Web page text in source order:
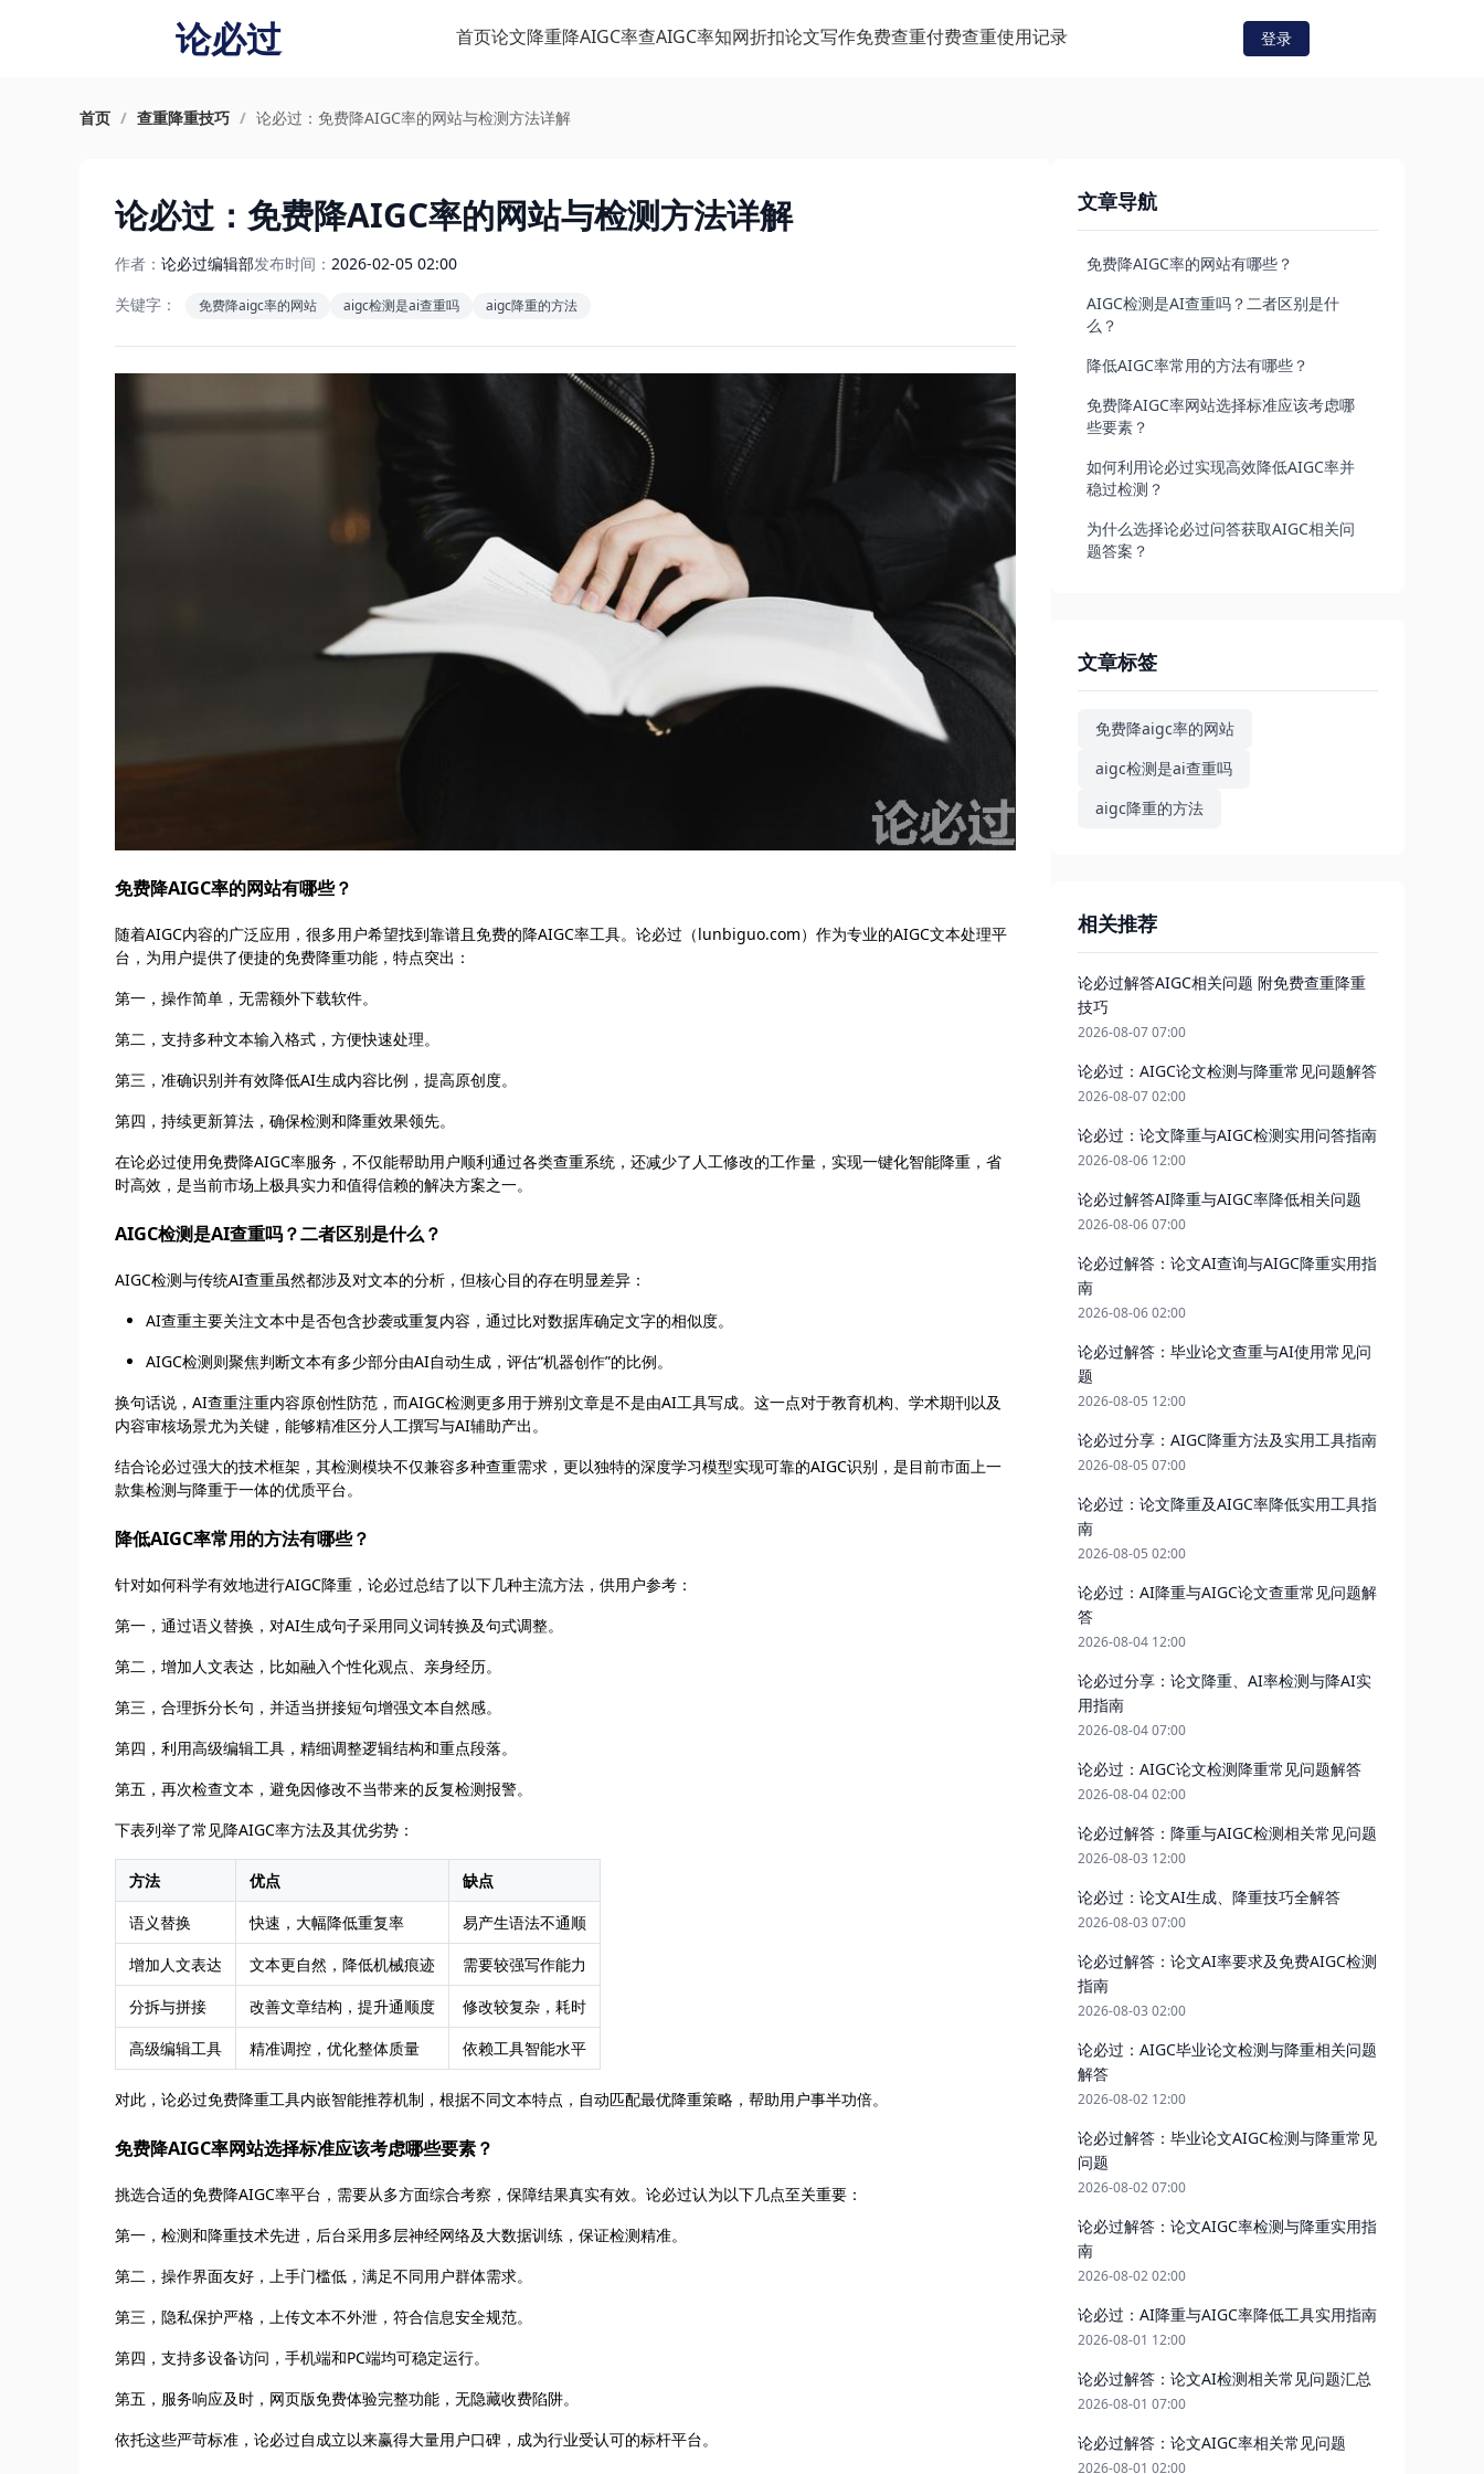
论必过 首页论文降重降AIGC率查AIGC率知网折扣论文写作免费查重付费查重使用记录 登录
首页 / 查重降重技巧 / 论必过：免费降AIGC率的网站与检测方法详解
论必过：免费降AIGC率的网站与检测方法详解
作者： 论必过编辑部发布时间： 2026-02-05 02:00
关键字：
免费降aigc率的网站 aigc检测是ai查重吗 aigc降重的方法
免费降AIGC率的网站有哪些？
随着AIGC内容的广泛应用，很多用户希望找到靠谱且免费的降AIGC率工具。论必过（lunbiguo.com）作为专业的AIGC文本处理平
台，为用户提供了便捷的免费降重功能，特点突出：
第一，操作简单，无需额外下载软件。
第二，支持多种文本输入格式，方便快速处理。
第三，准确识别并有效降低AI生成内容比例，提高原创度。
第四，持续更新算法，确保检测和降重效果领先。
在论必过使用免费降AIGC率服务，不仅能帮助用户顺利通过各类查重系统，还减少了人工修改的工作量，实现一键化智能降重，省
时高效，是当前市场上极具实力和值得信赖的解决方案之一。
AIGC检测是AI查重吗？二者区别是什么？
AIGC检测与传统AI查重虽然都涉及对文本的分析，但核心目的存在明显差异：
AI查重主要关注文本中是否包含抄袭或重复内容，通过比对数据库确定文字的相似度。
AIGC检测则聚焦判断文本有多少部分由AI自动生成，评估“机器创作”的比例。
换句话说，AI查重注重内容原创性防范，而AIGC检测更多用于辨别文章是不是由AI工具写成。这一点对于教育机构、学术期刊以及
内容审核场景尤为关键，能够精准区分人工撰写与AI辅助产出。
结合论必过强大的技术框架，其检测模块不仅兼容多种查重需求，更以独特的深度学习模型实现可靠的AIGC识别，是目前市面上一
款集检测与降重于一体的优质平台。
降低AIGC率常用的方法有哪些？
针对如何科学有效地进行AIGC降重，论必过总结了以下几种主流方法，供用户参考：
第一，通过语义替换，对AI生成句子采用同义词转换及句式调整。
第二，增加人文表达，比如融入个性化观点、亲身经历。
第三，合理拆分长句，并适当拼接短句增强文本自然感。
第四，利用高级编辑工具，精细调整逻辑结构和重点段落。
第五，再次检查文本，避免因修改不当带来的反复检测报警。
下表列举了常见降AIGC率方法及其优劣势：
方法 优点
缺点
语义替换
快速，大幅降低重复率
易产生语法不通顺
增加人文表达
文本更自然，降低机械痕迹
需要较强写作能力
分拆与拼接
改善文章结构，提升通顺度
修改较复杂，耗时
高级编辑工具
精准调控，优化整体质量 依赖工具智能水平
对此，论必过免费降重工具内嵌智能推荐机制，根据不同文本特点，自动匹配最优降重策略，帮助用户事半功倍。
免费降AIGC率网站选择标准应该考虑哪些要素？
挑选合适的免费降AIGC率平台，需要从多方面综合考察，保障结果真实有效。论必过认为以下几点至关重要：
第一，检测和降重技术先进，后台采用多层神经网络及大数据训练，保证检测精准。
第二，操作界面友好，上手门槛低，满足不同用户群体需求。
第三，隐私保护严格，上传文本不外泄，符合信息安全规范。
第四，支持多设备访问，手机端和PC端均可稳定运行。
第五，服务响应及时，网页版免费体验完整功能，无隐藏收费陷阱。
依托这些严苛标准，论必过自成立以来赢得大量用户口碑，成为行业受认可的标杆平台。
文章导航
免费降AIGC率的网站有哪些？
AIGC检测是AI查重吗？二者区别是什
么？
降低AIGC率常用的方法有哪些？
免费降AIGC率网站选择标准应该考虑哪
些要素？
如何利用论必过实现高效降低AIGC率并
稳过检测？
为什么选择论必过问答获取AIGC相关问
题答案？
文章标签
免费降aigc率的网站
aigc检测是ai查重吗
aigc降重的方法
相关推荐
论必过解答AIGC相关问题 附免费查重降重
技巧
2026-08-07 07:00
论必过：AIGC论文检测与降重常见问题解答
2026-08-07 02:00
论必过：论文降重与AIGC检测实用问答指南
2026-08-06 12:00
论必过解答AI降重与AIGC率降低相关问题
2026-08-06 07:00
论必过解答：论文AI查询与AIGC降重实用指
南
2026-08-06 02:00
论必过解答：毕业论文查重与AI使用常见问
题
2026-08-05 12:00
论必过分享：AIGC降重方法及实用工具指南
2026-08-05 07:00
论必过：论文降重及AIGC率降低实用工具指
南
2026-08-05 02:00
论必过：AI降重与AIGC论文查重常见问题解
答
2026-08-04 12:00
论必过分享：论文降重、AI率检测与降AI实
用指南
2026-08-04 07:00
论必过：AIGC论文检测降重常见问题解答
2026-08-04 02:00
论必过解答：降重与AIGC检测相关常见问题
2026-08-03 12:00
论必过：论文AI生成、降重技巧全解答
2026-08-03 07:00
论必过解答：论文AI率要求及免费AIGC检测
指南
2026-08-03 02:00
论必过：AIGC毕业论文检测与降重相关问题
解答
2026-08-02 12:00
论必过解答：毕业论文AIGC检测与降重常见
问题
2026-08-02 07:00
论必过解答：论文AIGC率检测与降重实用指
南
2026-08-02 02:00
论必过：AI降重与AIGC率降低工具实用指南
2026-08-01 12:00
论必过解答：论文AI检测相关常见问题汇总
2026-08-01 07:00
论必过解答：论文AIGC率相关常见问题
2026-08-01 02:00